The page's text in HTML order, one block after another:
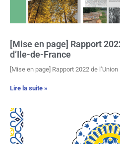
[Mise en page] Rapport
d’Ile-de-France
[Mise en page] Rapport 2022 de
Lire la suite »